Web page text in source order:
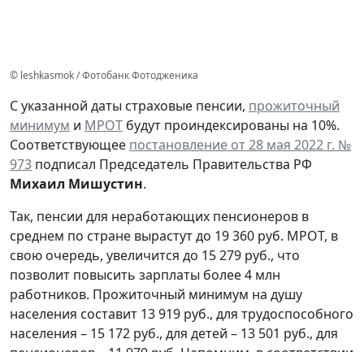
© leshkasmok / Фотобанк Фотодженика
C указанной даты страховые пенсии, прожиточный
минимум и МРОТ будут проиндексированы на 10%.
Соответствующее постановление от 28 мая 2022 г. №
973 подписал Председатель Правительства РФ
Михаил Мишустин.
Так, пенсии для неработающих пенсионеров в
среднем по стране вырастут до 19 360 руб. МРОТ, в
свою очередь, увеличится до 15 279 руб., что
позволит повысить зарплаты более 4 млн
работников. Прожиточный минимум на душу
населения составит 13 919 руб., для трудоспособного
населения – 15 172 руб., для детей – 13 501 руб., для